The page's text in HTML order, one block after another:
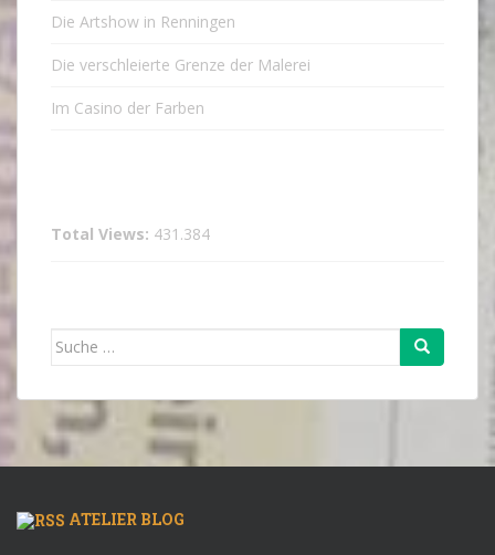
Die Artshow in Renningen
Die verschleierte Grenze der Malerei
Im Casino der Farben
Total Views: 431.384
Suche
ATELIER BLOG